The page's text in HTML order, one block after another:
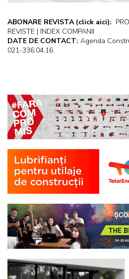
ABONARE REVISTA (click aici):
REVISTE | INDEX COMPANII
DATE DE CONTACT: Agenda
021-336.04.16